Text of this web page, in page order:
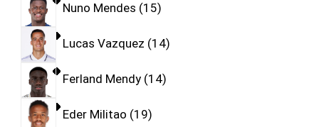
Nuno Mendes 15
Lucas Vazquez 14
Ferland Mendy 14
Eder Militao 19